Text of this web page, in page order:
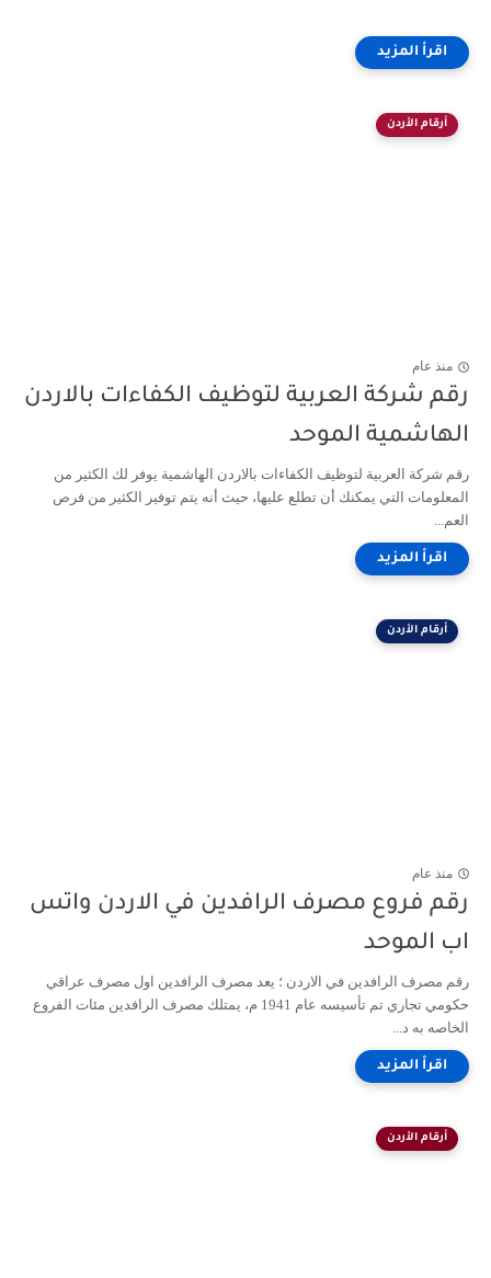
أرقام الأردن
منذ عام
رقم شركة العربية لتوظيف الكفاءات بالاردن
الهاشمية الموحد
رقم شركة العربية لتوظيف الكفاءات بالاردن الهاشمية يوفر لك الكثير من
المعلومات التي يمكنك أن تطلع عليها، حيث أنه يتم توفير الكثير من فرص
العم...
أرقام الأردن
منذ عام
رقم فروع مصرف الرافدين في الاردن واتس
اب الموحد
رقم مصرف الرافدين في الاردن ؛ يعد مصرف الرافدين اول مصرف عراقي
حكومي تجاري تم تأسيسه عام 1941 م، يمتلك مصرف الرافدين مئات الفروع
الخاصه به د...
أرقام الأردن